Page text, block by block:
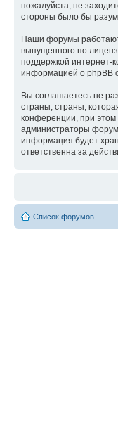
пожалуйста, не
стороны было бы
Наши форумы работают
выпущенного по
поддержкой интернет-
информацией о phpBB
Вы соглашаетесь не
страны, страны,
конференции, при этом
администраторы
информация будет
ответственна за
Список форумов